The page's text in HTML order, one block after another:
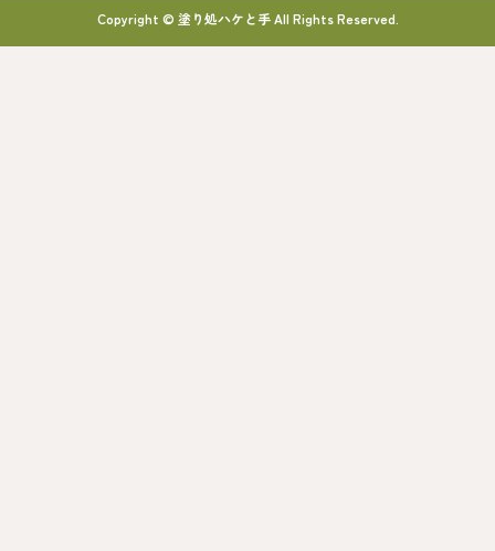
Copyright © 塗り処ハケと手 All Rights Reserved.